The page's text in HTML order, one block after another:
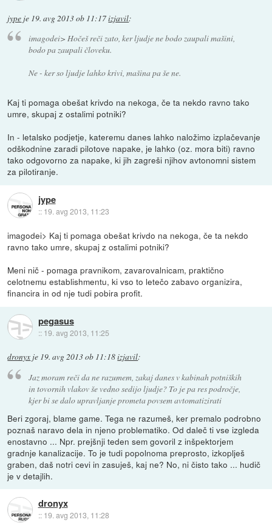
jype je 19. avg 2013 ob 11:17izjavil:
imagodei> Hočeš reči zato, ker ljudje ne bodo zaupali mašini,
bodo pa zaupali človeku.
Ne - ker so ljudje lahko krivi, mašina pa še ne.
Kaj ti pomaga obešat krivdo na nekoga, če ta nekdo ravno tako
umre, skupaj z ostalimi potniki?
In - letalsko podjetje, kateremu danes lahko naložimo izplačevanje
odškodnine zaradi pilotove napake, je lahko (oz. mora biti) ravno
tako odgovorno za napake, ki jih zagreši njihov avtonomni sistem
za pilotiranje.
jype
:: 19. avg 2013, 11:23
imagodei> Kaj ti pomaga obešat krivdo na nekoga, če ta nekdo
ravno tako umre, skupaj z ostalimi potniki?
Meni nič - pomaga pravnikom, zavarovalnicam, praktično
celotnemu establishmentu, ki vso to letečo zabavo organizira,
financira in od nje tudi pobira profit.
pegasus
:: 19. avg 2013, 11:25
dronyx je 19. avg 2013 ob 11:18izjavil:
Jaz moram reči da ne razumem, zakaj danes v kabinah potniških
in tovornih vlakov še vedno sedijo ljudje? To je pa res področje,
kjer bi se dalo upravljanje prometa povsem avtomatizirati
Beri zgoraj, blame game. Tega ne razumeš, ker premalo podrobno
poznaš naravo dela in njeno problematiko. Od daleč ti vse izgleda
enostavno ... Npr. prejšnji teden sem govoril z inšpektorjem
gradnje kanalizacije. To je tudi popolnoma preprosto, izkoplješ
graben, daš notri cevi in zasuješ, kaj ne? No, ni čisto tako ... hudič
je v detajlih.
dronyx
:: 19. avg 2013, 11:28